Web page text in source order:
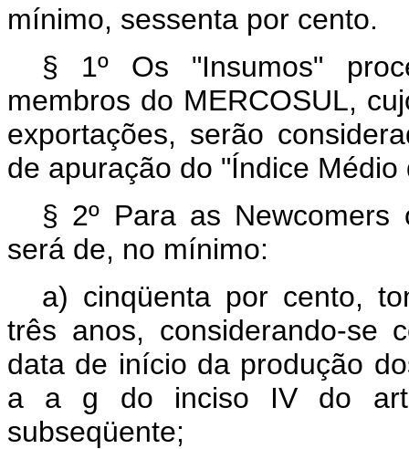
mínimo, sessenta por cento.
§ 1º Os "Insumos"
membros do MERCOSUL,
exportações, serão
de apuração do "Índice
§ 2º Para as Newcomers
será de, no mínimo:
a) cinqüenta por cento,
três anos, considerando-se
data de início da produção
a a g do inciso IV do
subseqüente;